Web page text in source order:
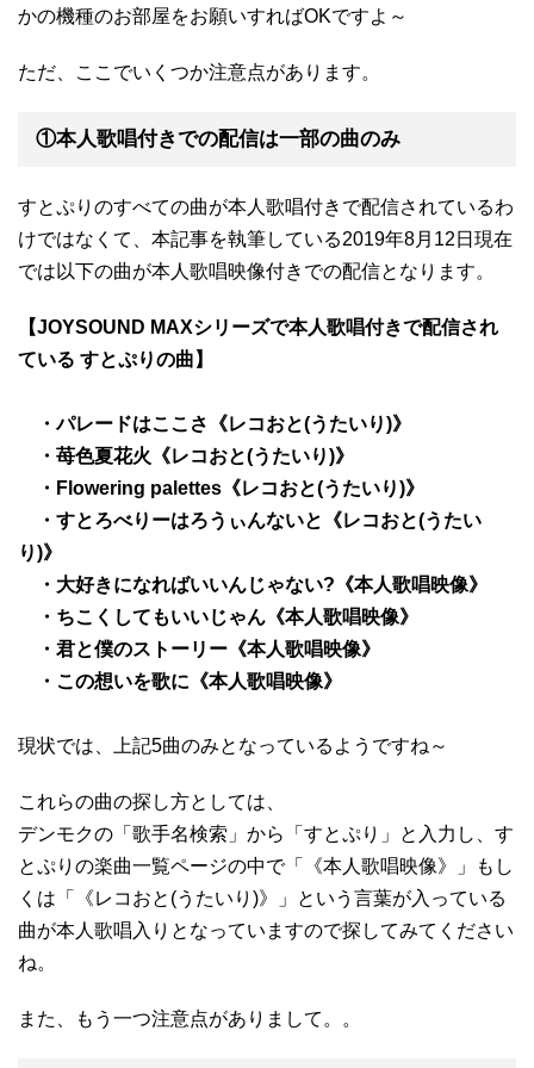
かの機種のお部屋をお願いすればOKですよ～
ただ、ここでいくつか注意点があります。
①本人歌唱付きでの配信は一部の曲のみ
すとぷりのすべての曲が本人歌唱付きで配信されているわ
けではなくて、本記事を執筆している2019年8月12日現在
では以下の曲が本人歌唱映像付きでの配信となります。
【JOYSOUND MAXシリーズで本人歌唱付きで配信され
ている すとぷりの曲】
・パレードはここさ《レコおと(うたいり)》
・苺色夏花火《レコおと(うたいり)》
・Flowering palettes《レコおと(うたいり)》
・すとろべりーはろうぃんないと《レコおと(うたい
り)》
・大好きになればいいんじゃない?《本人歌唱映像》
・ちこくしてもいいじゃん《本人歌唱映像》
・君と僕のストーリー《本人歌唱映像》
・この想いを歌に《本人歌唱映像》
現状では、上記5曲のみとなっているようですね～
これらの曲の探し方としては、
デンモクの「歌手名検索」から「すとぷり」と入力し、す
とぷりの楽曲一覧ページの中で「《本人歌唱映像》」もし
くは「《レコおと(うたいり)》」という言葉が入っている
曲が本人歌唱入りとなっていますので探してみてください
ね。
また、もう一つ注意点がありまして。。